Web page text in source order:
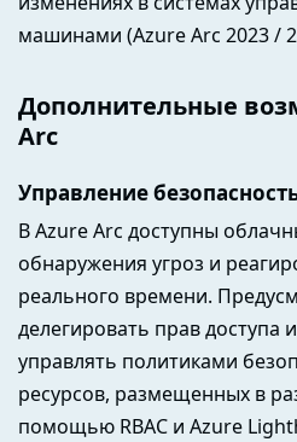
машинами (Azure Arc 2023 /
Дополнительные
Arc
Управление
В Azure Arc доступны
обнаружения угроз и
реального времени.
делегировать прав доступа
управлять политиками
ресурсов, размещенных в
помощью RBAC и Azure